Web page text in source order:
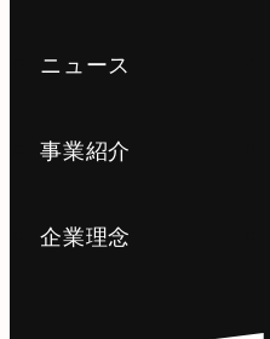
ニュース
事業紹介
企業理念